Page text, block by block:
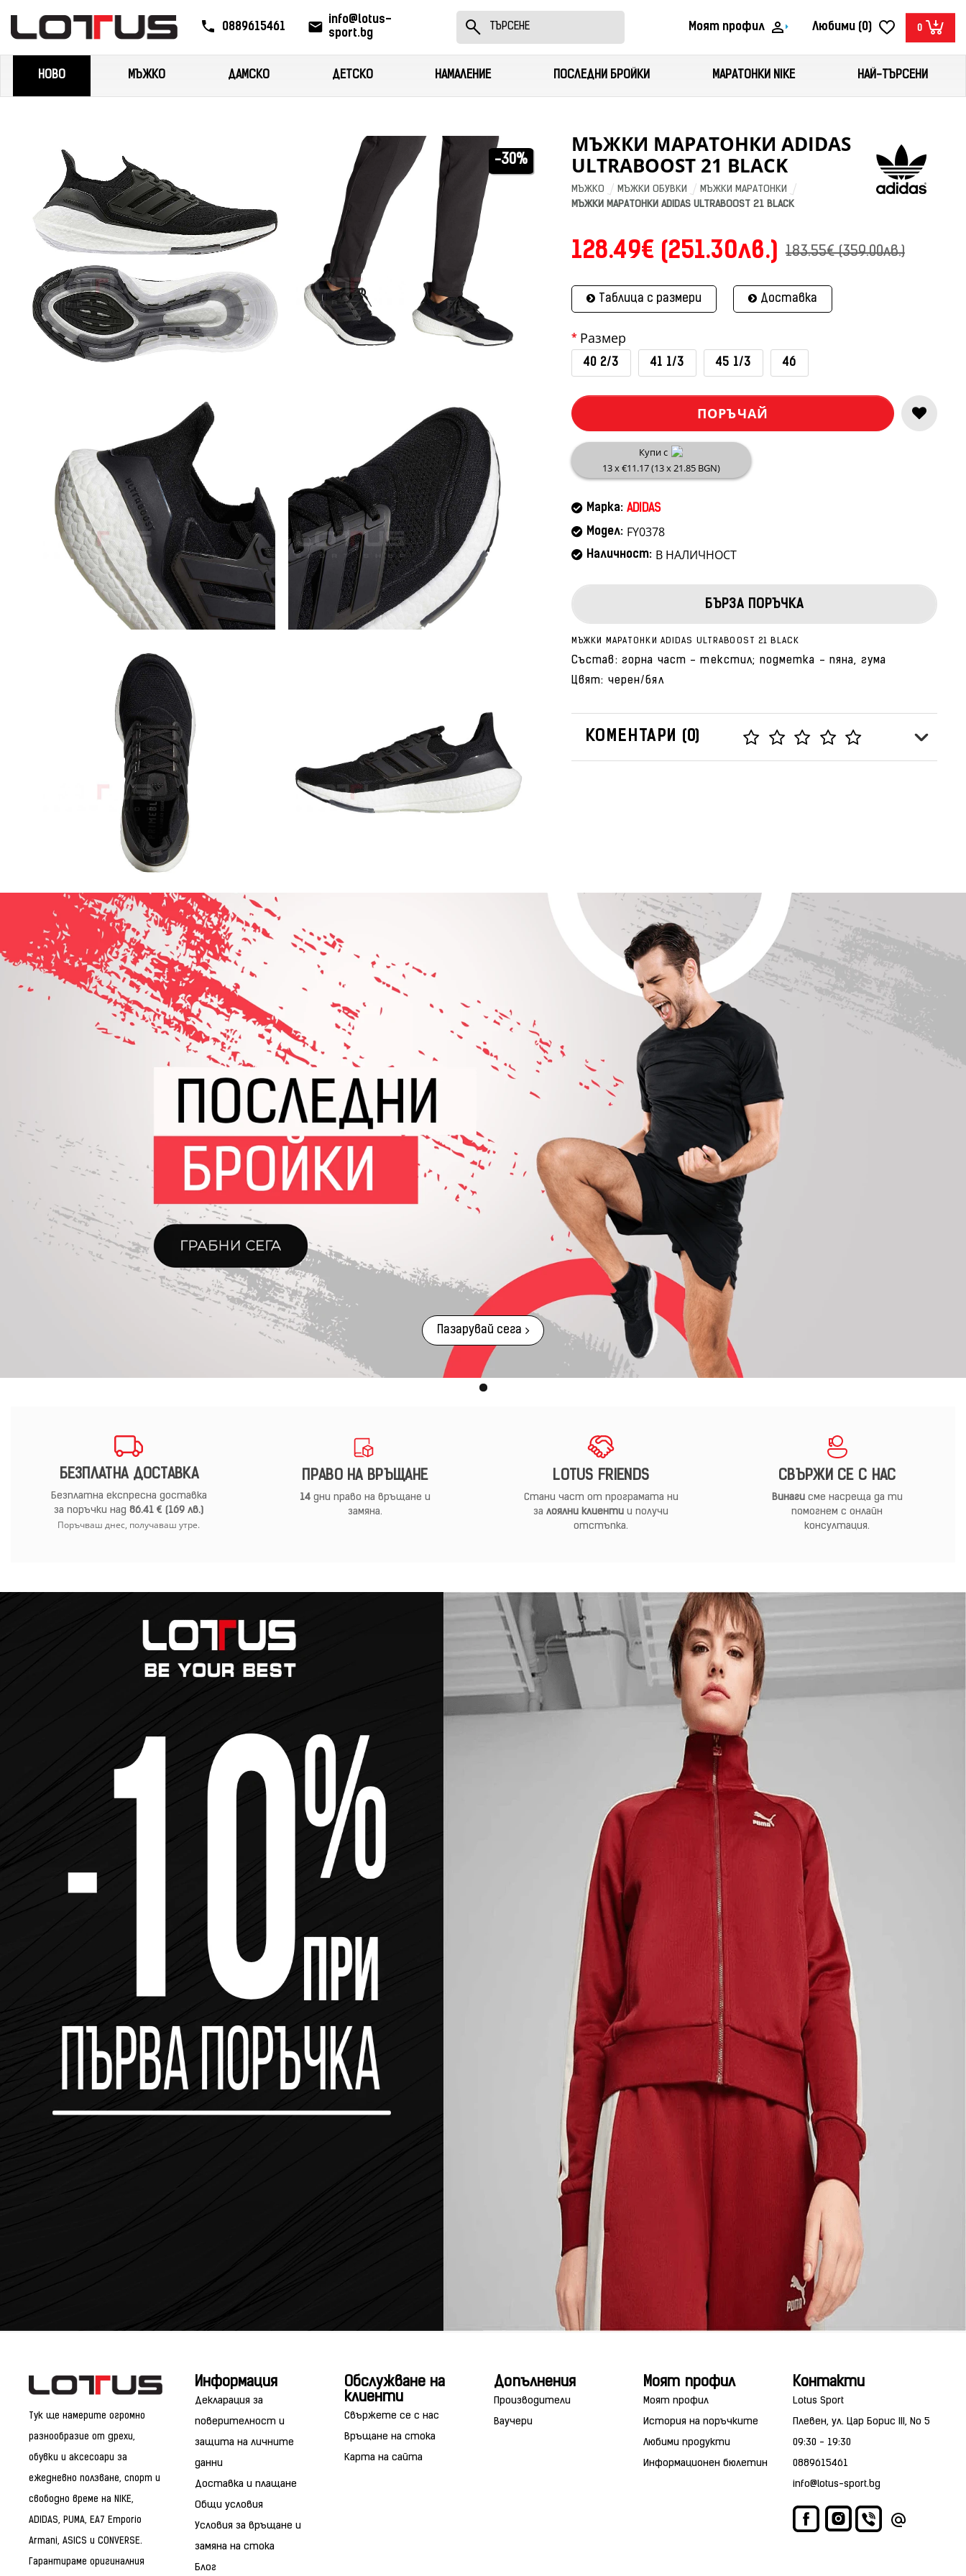
0889615461
info@lotus-
sport.bg
Моят профил Любими (0) 0
НОВО МЪЖКО ДАМСКО ДЕТСКО НАМАЛЕНИЕ ПОСЛЕДНИ БРОЙКИ МАРАТОНКИ NIKE НАЙ-ТЪРСЕНИ
-30%
МЪЖКИ МАРАТОНКИ ADIDAS
ULTRABOOST 21 BLACK
МЪЖКО МЪЖКИ ОБУВКИ
МЪЖКИ МАРАТОНКИ
МЪЖКИ МАРАТОНКИ ADIDAS ULTRABOOST 21 BLACK
128.49€ (251.30лв.) 183.55€ (359.00лв.)
Таблица с размери Доставка
Размер
40 2/3 41 1/3 45 1/3 46
ПОРЪЧАЙ
Купи с
13 x €11.17 (13 x 21.85 BGN)
Марка: ADIDAS
Модел: FY0378
Наличност: В НАЛИЧНОСТ
БЪРЗА ПОРЪЧКА
МЪЖКИ МАРАТОНКИ ADIDAS ULTRABOOST 21 BLACK
Състав: горна част - текстил; подметка - пяна, гума
Цвят: черен/бял
КОМЕНТАРИ (0)
Пазарувай сега
БЕЗПЛАТНА ДОСТАВКА
Безплатна експресна доставка
за поръчки над86.41 € (169 лв.)
Поръчваш днес, получаваш утре.
ПРАВО НА ВРЪЩАНЕ
14дни право на връщане и
замяна.
LOTUS FRIENDS
Стани част от програмата ни
залоялни клиенти и получи
отстъпка.
СВЪРЖИ СЕ С НАС
Винагисме насреща да ти
помогнем с онлайн
консултация.
Тук ще намерите огромно
разнообразие от дрехи,
обувки и аксесоари за
ежедневно ползване, спорт и
свободно време на NIKE,
ADIDAS, PUMA, EA7 Emporio
Armani, ASICS и CONVERSE.
Гарантираме оригиналния
Информация
Декларация за
поверителност и
защита на личните
данни
Доставка и плащане
Общи условия
Условия за връщане и
замяна на стока
Блог
Обслужване на
клиенти
Свържете се с нас
Връщане на стока
Карта на сайта
Допълнения
Производители
Ваучери
Моят профил
Моят профил
История на поръчките
Любими продукти
Информационен бюлетин
Контакти
Lotus Sport
Плевен, ул. Цар Борис III, No 5
09:30 - 19:30
0889615461
info@lotus-sport.bg